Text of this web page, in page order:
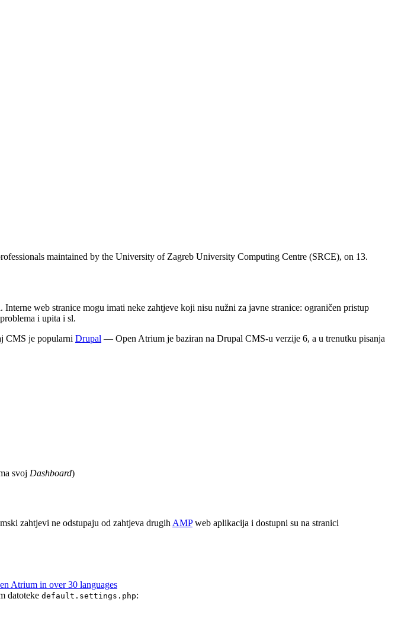
maintained by the University of Zagreb University Computing Centre (SRCE), on 13.
web stranice mogu imati neke zahtjeve koji nisu nužni za javne stranice: ograničen pristup
i upita i sl.
CMS je popularni Drupal — Open Atrium je baziran na Drupal CMS-u verzije 6, a u trenutku pisanja
svoj Dashboard)
zahtjevi ne odstupaju od zahtjeva drugihAMPweb aplikacija i dostupni su na stranici
Atrium in over 30 languages
datoteke default.settings.php: